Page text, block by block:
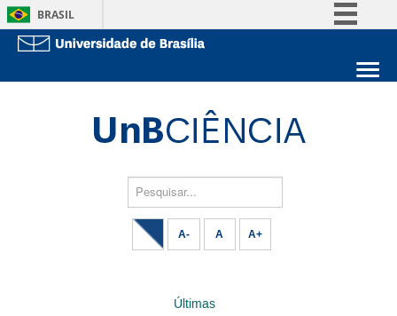
BRASIL
Acesso à informaçãoEstude na UnB
Pesquisar...
A- A A+
Últimas